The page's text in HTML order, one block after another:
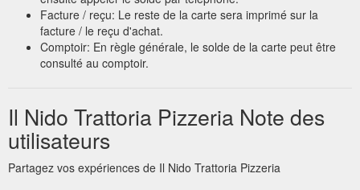
Facture / reçu: Le reste de la carte sera imprimé sur la
facture / le reçu d'achat.
Comptoir: En règle générale, le solde de la carte peut être
consulté au comptoir.
Il Nido Trattoria Pizzeria Note des
utilisateurs
Partagez vos expériences de Il Nido Trattoria Pizzeria